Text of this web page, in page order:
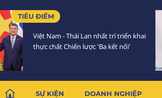
TIÊU ĐIỂM
Việt Nam - Thái Lan nhất trí triển khai
thực chất Chiến lược 'Ba kết nối'
SỰ KIỆN DOANH NGHIỆP